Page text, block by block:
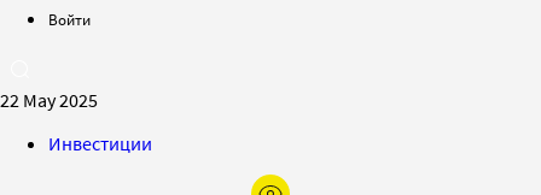
Войти
22 May 2025
Инвестиции